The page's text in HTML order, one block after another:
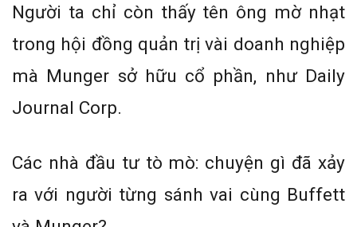
Người ta chỉ còn thấy tên ông mờ nhạt
trong hội đồng quản trị vài doanh nghiệp
mà Munger sở hữu cổ phần, như Daily
Journal Corp.
Các nhà đầu tư tò mò: chuyện gì đã xảy
ra với người từng sánh vai cùng Buffett